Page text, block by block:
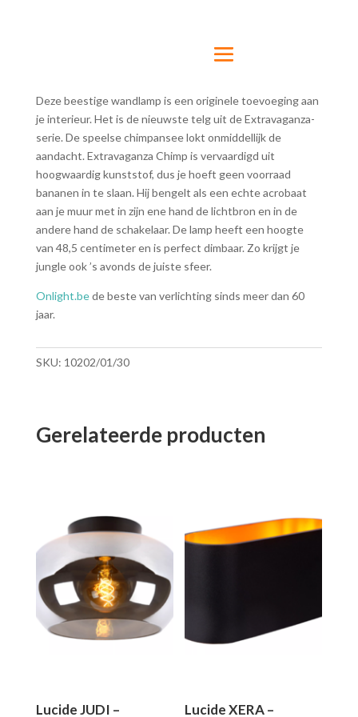
Deze beestige wandlamp is een originele toevoeging aan
je interieur. Het is de nieuwste telg uit de Extravaganza-
serie. De speelse chimpansee lokt onmiddellijk de
aandacht. Extravaganza Chimp is vervaardigd uit
hoogwaardig kunststof, dus je hoeft geen voorraad
bananen in te slaan. Hij bengelt als een echte acrobaat
aan je muur met in zijn ene hand de lichtbron en in de
andere hand de schakelaar. De lamp heeft een hoogte
van 48,5 centimeter en is perfect dimbaar. Zo krijgt je
jungle ook ’s avonds de juiste sfeer.
Onlight.bede beste van verlichting sinds meer dan 60
jaar.
SKU: 10202/01/30
Gerelateerde producten
Lucide JUDI –
Lucide XERA –